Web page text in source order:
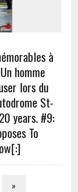
à
homme
lors du
St-
years. #9:
To
»